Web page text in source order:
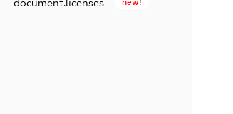
document.licenses new!